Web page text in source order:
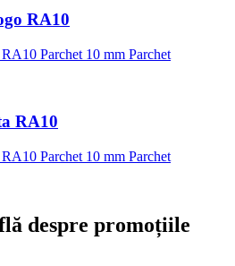
RA10
Parchet 10 mm Parchet
RA10
Parchet 10 mm Parchet
despre promoțiile